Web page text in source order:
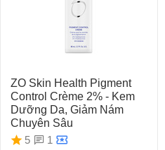
ZO Skin Health Pigment
Control Crème 2% - Kem
Dưỡng Da, Giảm Nám
Chuyên Sâu
5
1